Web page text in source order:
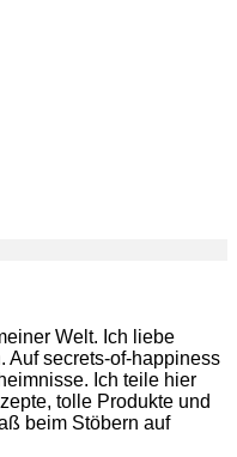
Welt. Ich liebe
Auf secrets-of-happiness
Ich teile hier
tolle Produkte und
beim Stöbern auf